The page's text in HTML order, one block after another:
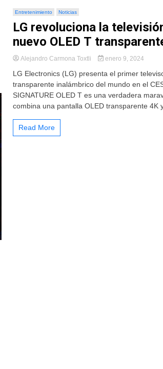
Entretenimiento Noticias
LG revoluciona la
nuevo OLED T
Alejandro Carmona Toxtli enero 9, 2024
LG Electronics (LG) presenta el primer
transparente inalámbrico del mundo en el
SIGNATURE OLED T es una verdadera
combina una pantalla OLED transparente 4K
Read More